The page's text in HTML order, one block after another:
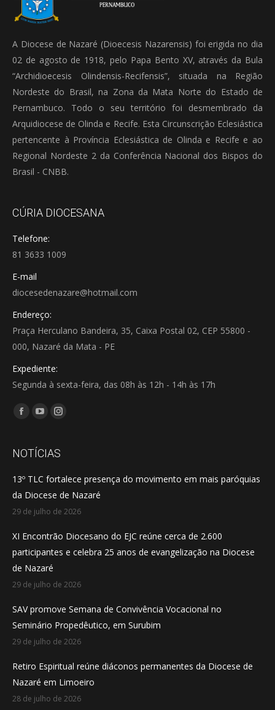
A Diocese de Nazaré (Dioecesis Nazarensis) foi erigida no dia
02 de agosto de 1918, pelo Papa Bento XV, através da Bula
“Archidioecesis Olindensis-Recifensis”, situada na Região
Nordeste do Brasil, na Zona da Mata Norte do Estado de
Pernambuco. Todo o seu território foi desmembrado da
Arquidiocese de Olinda e Recife. Esta Circunscrição Eclesiástica
pertencente à Província Eclesiástica de Olinda e Recife e ao
Regional Nordeste 2 da Conferência Nacional dos Bispos do
Brasil - CNBB.
CÚRIA DIOCESANA
Telefone:
81 3633 1009
E-mail
diocesedenazare@hotmail.com
Endereço:
Praça Herculano Bandeira, 35, Caixa Postal 02, CEP 55800 -
000, Nazaré da Mata - PE
Expediente:
Segunda à sexta-feira, das 08h às 12h - 14h às 17h
Encontre-nos em:
Facebook
opens
new
window
YouTube
opens
new
window
Instagram
opens
new
window
NOTÍCIAS
13º TLC fortalece presença do movimento em mais paróquias
da Diocese de Nazaré
29 de julho de 2026
XI Encontrão Diocesano do EJC reúne cerca de 2.600
participantes e celebra 25 anos de evangelização na Diocese
de Nazaré
29 de julho de 2026
SAV promove Semana de Convivência Vocacional no
Seminário Propedêutico, em Surubim
29 de julho de 2026
Retiro Espiritual reúne diáconos permanentes da Diocese de
Nazaré em Limoeiro
28 de julho de 2026